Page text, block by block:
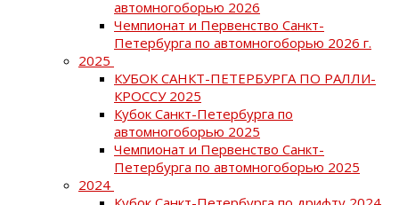
автомногоборью 2026
Чемпионат и Первенство Санкт-
Петербурга по автомногоборью 2026 г.
2025
КУБОК САНКТ-ПЕТЕРБУРГА ПО РАЛЛИ-
КРОССУ 2025
Кубок Санкт-Петербурга по
автомногоборью 2025
Чемпионат и Первенство Санкт-
Петербурга по автомногоборью 2025
2024